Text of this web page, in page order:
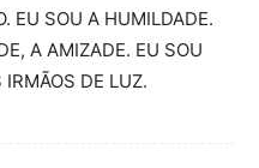
EU SOU A HUMILDADE.
A AMIZADE. EU SOU
DE LUZ.